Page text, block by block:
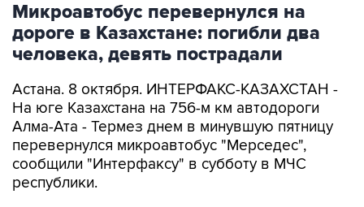
Микроавтобус перевернулся на
дороге в Казахстане: погибли два
человека, девять пострадали
Астана. 8 октября. ИНТЕРФАКС-КАЗАХСТАН -
На юге Казахстана на 756-м км автодороги
Алма-Ата - Термез днем в минувшую пятницу
перевернулся микроавтобус "Мерседес",
сообщили "Интерфаксу" в субботу в МЧС
республики.